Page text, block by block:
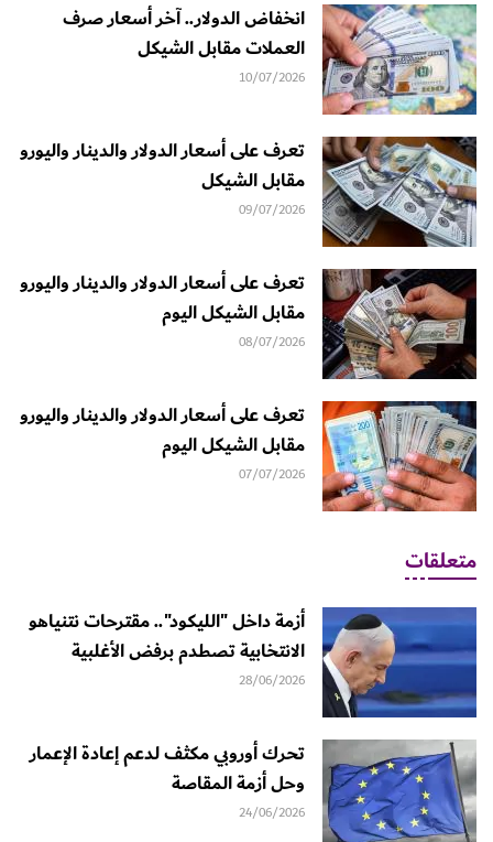
انخفاض الدولار.. آخر أسعار صرف
العملات مقابل الشيكل
10/07/2026
تعرف على أسعار الدولار والدينار واليورو
مقابل الشيكل
09/07/2026
تعرف على أسعار الدولار والدينار واليورو
مقابل الشيكل اليوم
08/07/2026
تعرف على أسعار الدولار والدينار واليورو
مقابل الشيكل اليوم
07/07/2026
متعلقات
أزمة داخل "الليكود".. مقترحات نتنياهو
الانتخابية تصطدم برفض الأغلبية
28/06/2026
تحرك أوروبي مكثف لدعم إعادة الإعمار
وحل أزمة المقاصة
24/06/2026